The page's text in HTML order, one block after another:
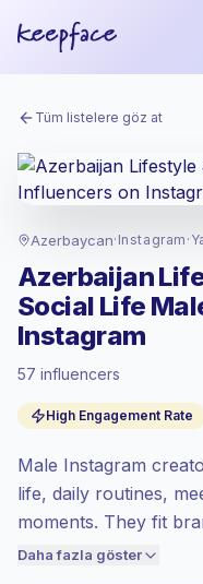
Tüm listelere göz at
Azerbaycan· Instagram ·
Azerbaijan
Social Life
Instagram
57 influencers
High Engagement Rate
Male Instagram
life, daily routines,
moments. They fit
audiences with
Daha fazla göster
Standart pazar
oranında fiyatlandırılır.
başına daha fazla değer.
En yüksek katılım(%10.1
yüksek kitleler daha iyi
yapılıyor.